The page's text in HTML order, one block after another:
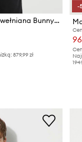
Marcelo Burlon bluza bawełniana Bunny Heart Regular Crewneck Black Red
879,99 zł
-